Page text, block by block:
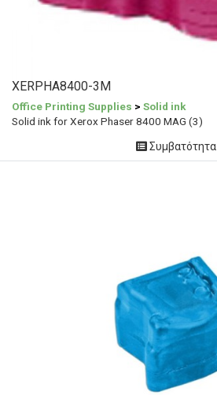
XERPHA8400-3M
Office Printing Supplies > Solid ink
Solid ink for Xerox Phaser 8400 MAG (3)
Συμβατότητα